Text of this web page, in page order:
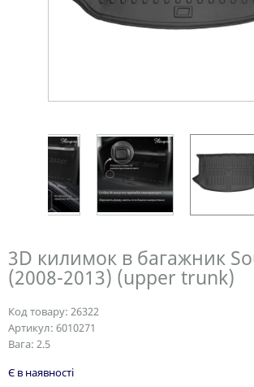
3D килимок в багажник
(2008-2013) (upper trunk)
Код товару: 26322
Артикул: 6010271
Вага: 2.5
Є в наявності